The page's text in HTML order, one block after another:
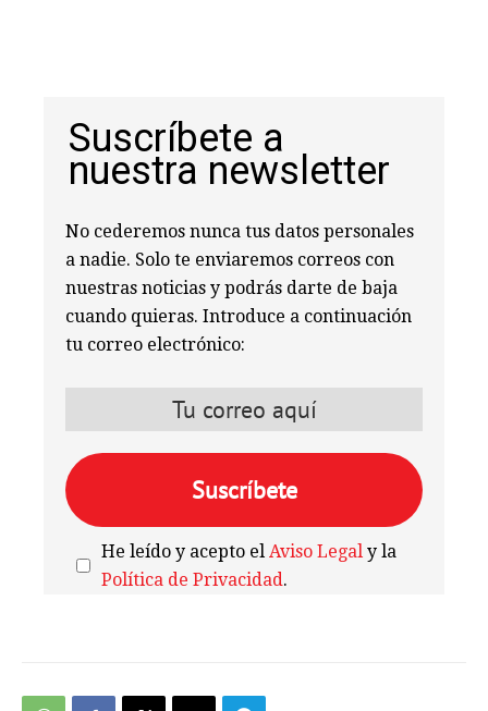
Suscríbete a
nuestra newsletter
No cederemos nunca tus datos personales
a nadie. Solo te enviaremos correos con
nuestras noticias y podrás darte de baja
cuando quieras. Introduce a continuación
tu correo electrónico:
He leído y acepto el Aviso Legal y la
Política de Privacidad.